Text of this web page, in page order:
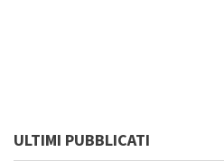
ULTIMI PUBBLICATI